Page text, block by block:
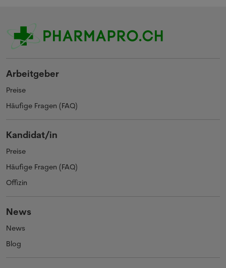
Arbeitgeber
Preise
Häufige Fragen (FAQ)
Kandidat/in
Preise
Häufige Fragen (FAQ)
Offizin
News
News
Blog